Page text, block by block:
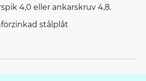
4,0 eller ankarskruv 4,8.
stålplåt